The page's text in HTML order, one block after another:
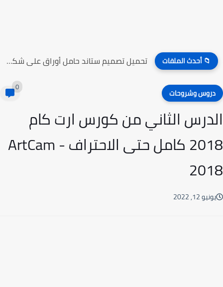
📁 أحدث الملفات تحميل تصميم ستاند حامل أوراق على شكل راقصين الباليه
وشروحات
الثاني من كورس ارت كام
2018 كامل حتى الاحتراف - ArtCam
12, 2022